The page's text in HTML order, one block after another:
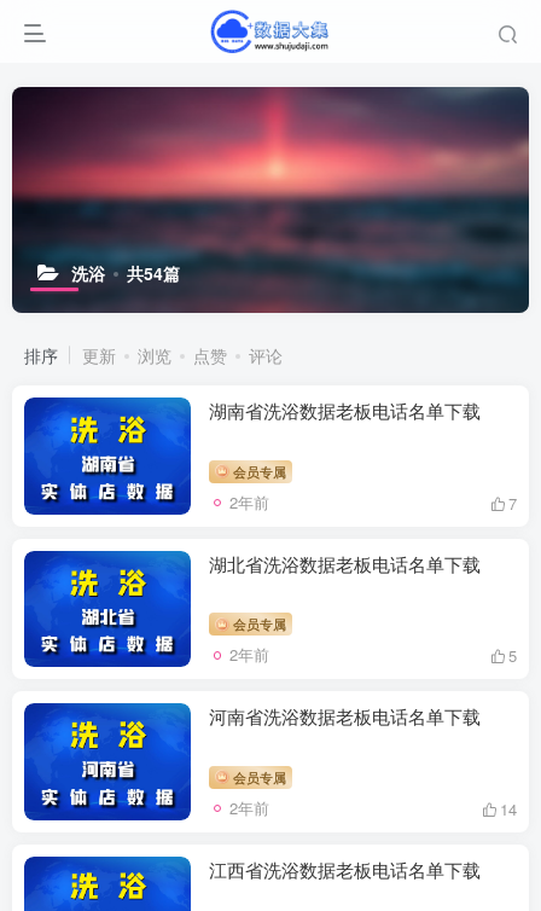
洗浴 共54篇
排序 更新 浏览 点赞 评论
湖南省洗浴数据老板电话名单下载
会员专属
2年前 7
湖北省洗浴数据老板电话名单下载
会员专属
2年前 5
河南省洗浴数据老板电话名单下载
会员专属
2年前 14
江西省洗浴数据老板电话名单下载